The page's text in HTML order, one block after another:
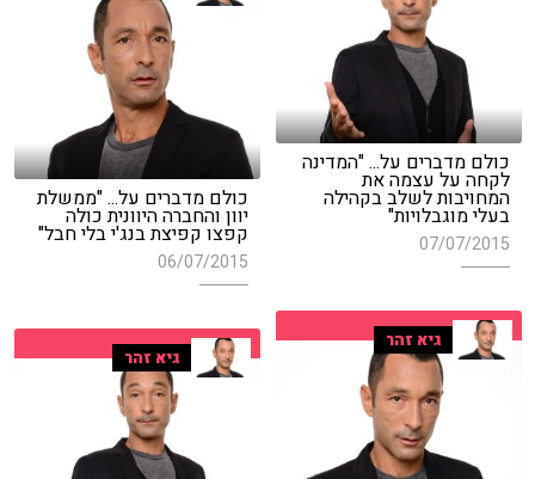
כולם מדברים על... "המדינה
לקחה על עצמה את
המחויבות לשלב בקהילה
בעלי מוגבלויות"
07/07/2015
כולם מדברים על... "ממשלת
יוון והחברה היוונית כולה
קפצו קפיצת בנג'י בלי חבל"
06/07/2015
גיא זהר
גיא זהר